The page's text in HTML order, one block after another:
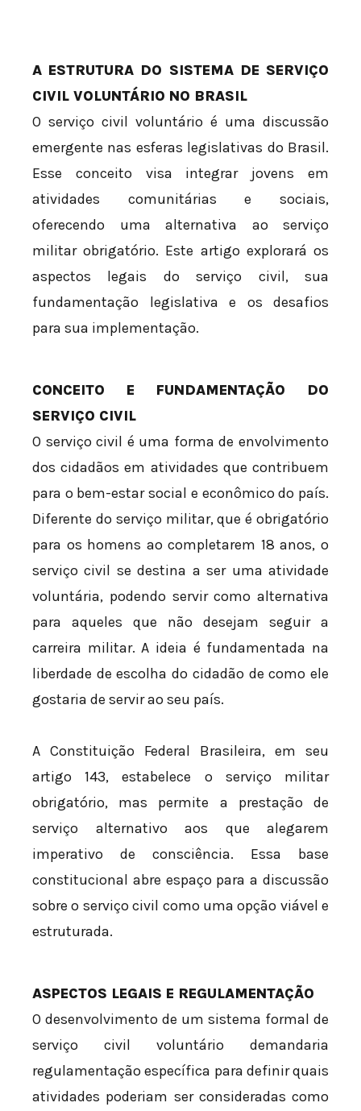
A ESTRUTURA DO SISTEMA DE SERVIÇO
CIVIL VOLUNTÁRIO NO BRASIL
O serviço civil voluntário é uma discussão
emergente nas esferas legislativas do Brasil.
Esse conceito visa integrar jovens em
atividades comunitárias e sociais,
oferecendo uma alternativa ao serviço
militar obrigatório. Este artigo explorará os
aspectos legais do serviço civil, sua
fundamentação legislativa e os desafios
para sua implementação.
CONCEITO E FUNDAMENTAÇÃO DO
SERVIÇO CIVIL
O serviço civil é uma forma de envolvimento
dos cidadãos em atividades que contribuem
para o bem-estar social e econômico do país.
Diferente do serviço militar, que é obrigatório
para os homens ao completarem 18 anos, o
serviço civil se destina a ser uma atividade
voluntária, podendo servir como alternativa
para aqueles que não desejam seguir a
carreira militar. A ideia é fundamentada na
liberdade de escolha do cidadão de como ele
gostaria de servir ao seu país.
A Constituição Federal Brasileira, em seu
artigo 143, estabelece o serviço militar
obrigatório, mas permite a prestação de
serviço alternativo aos que alegarem
imperativo de consciência. Essa base
constitucional abre espaço para a discussão
sobre o serviço civil como uma opção viável e
estruturada.
ASPECTOS LEGAIS E REGULAMENTAÇÃO
O desenvolvimento de um sistema formal de
serviço civil voluntário demandaria
regulamentação específica para definir quais
atividades poderiam ser consideradas como